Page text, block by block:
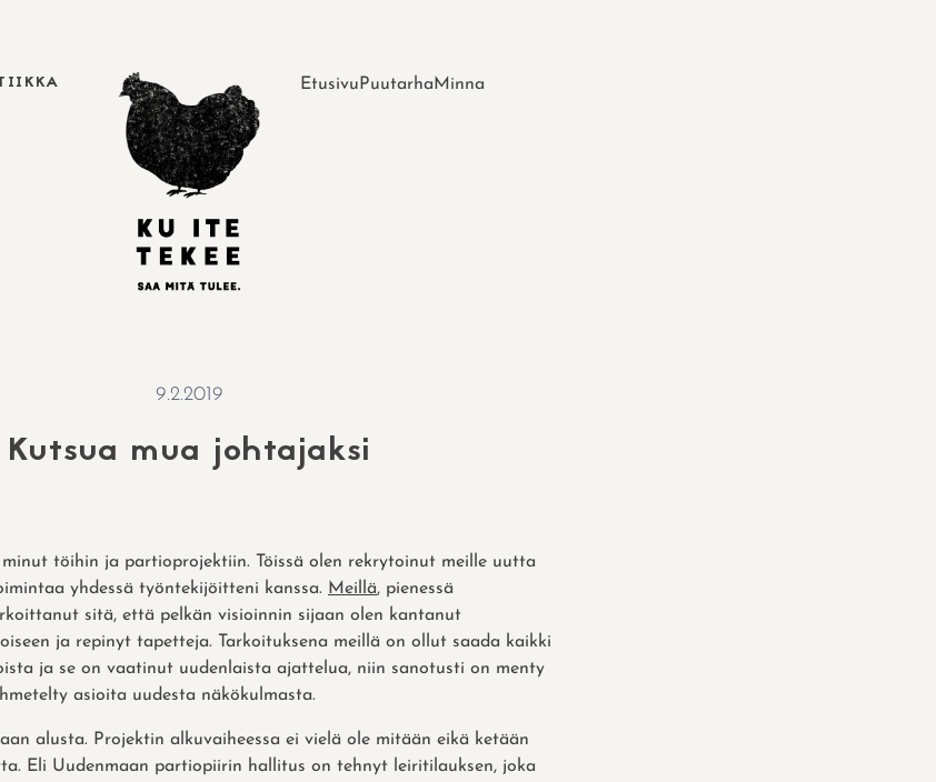
Etusivu Puutarha Minna
9.2.2019
Kutsua mua johtajaksi
töihin ja partioprojektiin. Töissä olen rekrytoinut meille uutta
yhdessä työntekijöitteni kanssa. Meillä, pienessä
sitä, että pelkän visioinnin sijaan olen kantanut
ja repinyt tapetteja. Tarkoituksena meillä on ollut saada kaikki
ja se on vaatinut uudenlaista ajattelua, niin sanotusti on menty
asioita uudesta näkökulmasta.
alusta. Projektin alkuvaiheessa ei vielä ole mitään eikä ketään
Eli Uudenmaan partiopiirin hallitus on tehnyt leiritilauksen, joka